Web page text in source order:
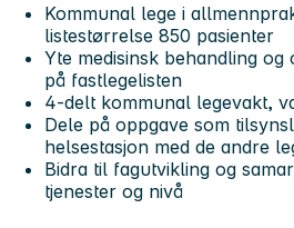
Kommunal lege i
listestørrelse 850 pasienter
Yte medisinsk behandling
på fastlegelisten
4-delt kommunal legevakt,
Dele på oppgave som
helsestasjon med de andre
Bidra til fagutvikling og
tjenester og nivå